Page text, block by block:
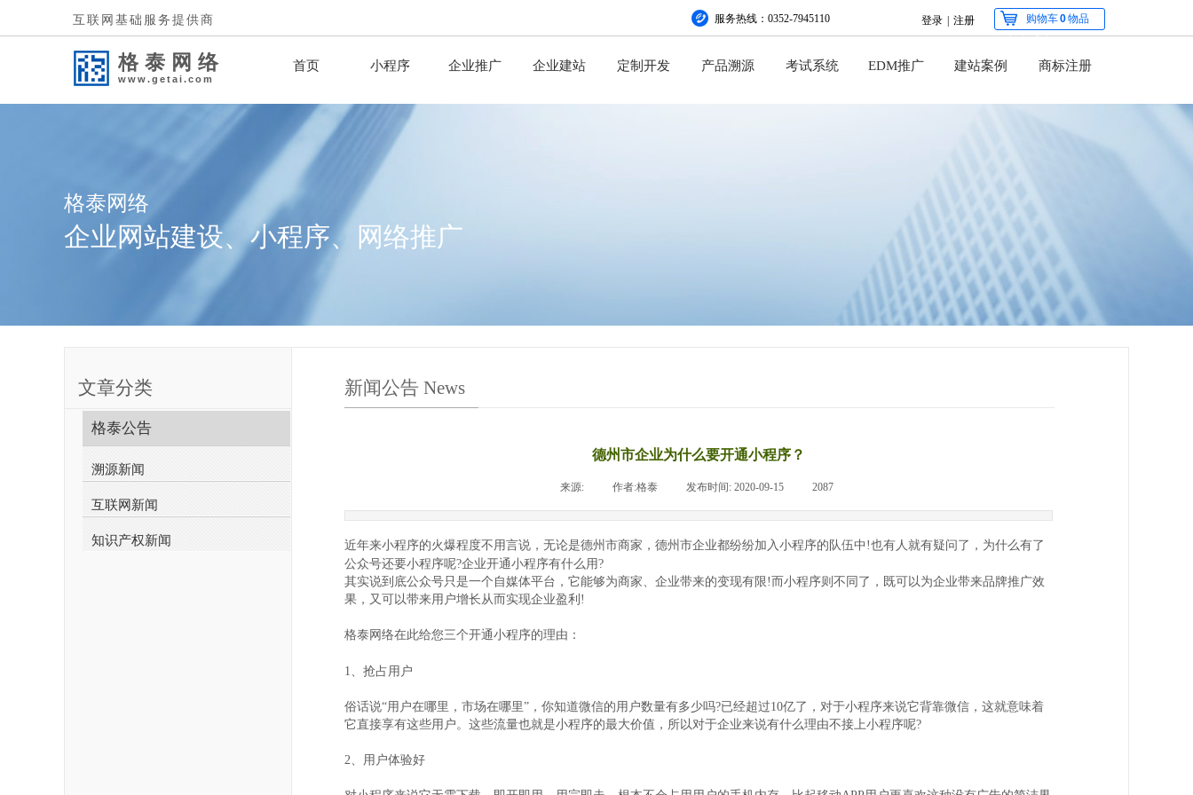
服务热线：0352-7945110 登录 注册
互联网基础服务提供商 购物车0物品
网站建设的首选
首页 小程序 企业推广 企业建站 定制开发 产品溯源 考试系统 EDM推广 建站案例 商标注册
格泰网络
www.getai.com
格泰网络
企业网站建设、小程序、网络推广
新闻公告 News
文章分类
格泰公告
溯源新闻
互联网新闻
知识产权新闻
德州市企业为什么要开通小程序？
来源: 作者:格泰 发布时间: 2020-09-15 2087
近年来小程序的火爆程度不用言说，无论是德州 市商家， 德州 市企业都纷纷加入小程序的队伍中 !也有人就有疑问了，为什么有了
公众号还要小程序呢?企业开通小程序有什么用?
其实说到底公众号只是一个自媒体平台，它能够为商家、企业带来的变现有限! 而小程序则不同了，既可以为企业带来品牌推广效
果，又可以带来用户增长从而实现企业盈利 !
格泰网络在此给您三个开通小程序的理由：
1、抢占用户
俗话说“用户在哪里，市场在哪里”，你知道微信的用户数量有多少吗?已经超过10亿了，对于小程序来说它背靠微信，这就意味着
它直接享有这些用户。这些流量也就是小程序的最大价值，所以对于企业来说有什么理由不接上小程序呢?
2、用户体验好